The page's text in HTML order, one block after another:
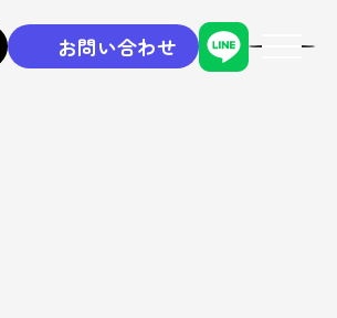
お問い合わせ
toggle